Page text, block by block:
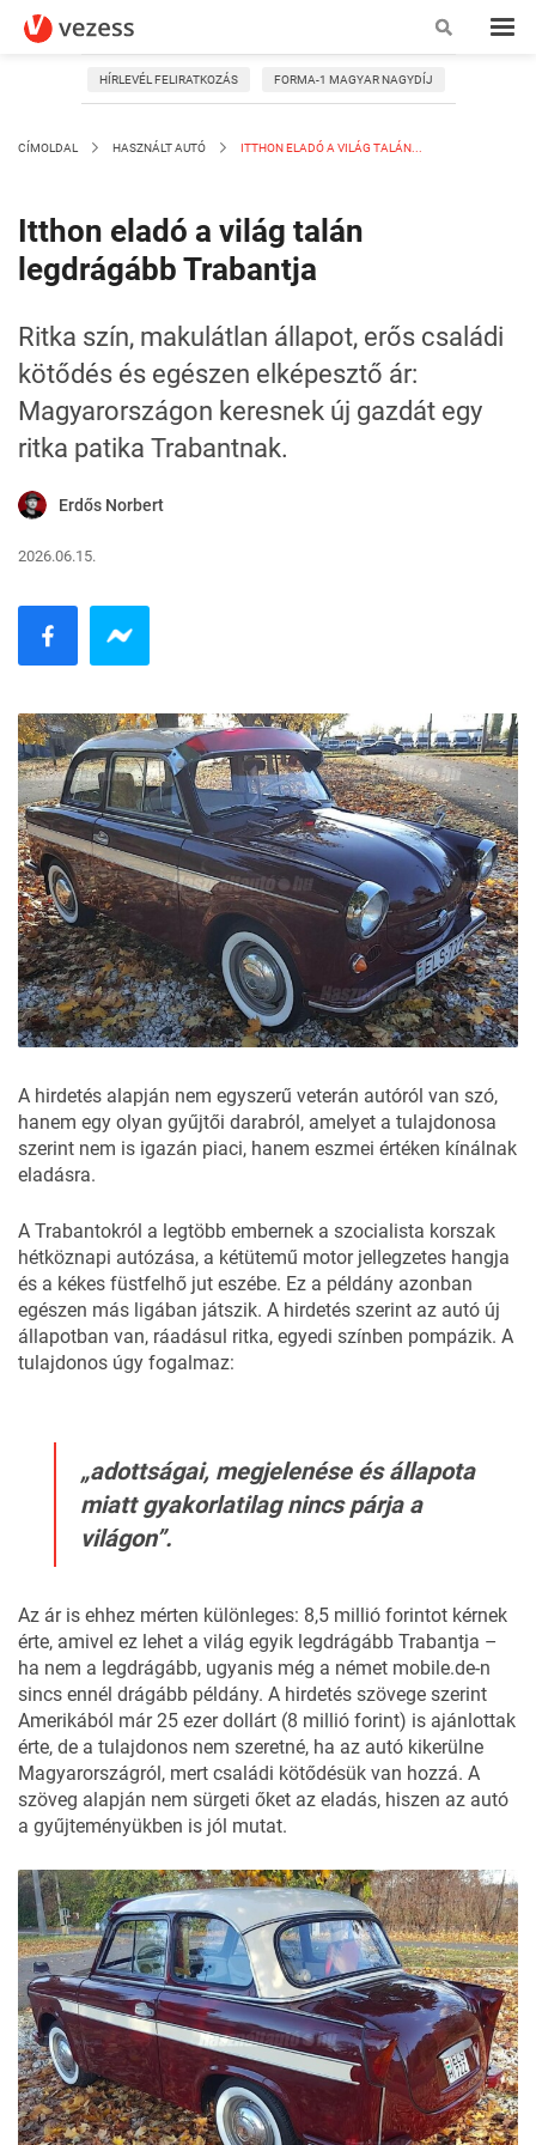
HÍRLEVÉL FELIRATKOZÁS FORMA-1 MAGYAR NAGYDÍJ
CÍMOLDAL HASZNÁLT AUTÓ ITTHON ELADÓ A VILÁG TALÁN...
Itthon eladó a világ talán
legdrágább Trabantja
Ritka szín, makulátlan állapot, erős családi
kötődés és egészen elképesztő ár:
Magyarországon keresnek új gazdát egy
ritka patika Trabantnak.
Erdős Norbert
2026.06.15.
A hirdetés alapján nem egyszerű veterán autóról van szó,
hanem egy olyan gyűjtői darabról, amelyet a tulajdonosa
szerint nem is igazán piaci, hanem eszmei értéken kínálnak
eladásra.
A Trabantokról a legtöbb embernek a szocialista korszak
hétköznapi autózása, a kétütemű motor jellegzetes hangja
és a kékes füstfelhő jut eszébe. Ez a példány azonban
egészen más ligában játszik. A hirdetés szerint az autó új
állapotban van, ráadásul ritka, egyedi színben pompázik. A
tulajdonos úgy fogalmaz:
„adottságai, megjelenése és állapota
miatt gyakorlatilag nincs párja a
világon”.
Az ár is ehhez mérten különleges: 8,5 millió forintot kérnek
érte, amivel ez lehet a világ egyik legdrágább Trabantja –
ha nem a legdrágább, ugyanis még a német mobile.de-n
sincs ennél drágább példány. A hirdetés szövege szerint
Amerikából már 25 ezer dollárt (8 millió forint) is ajánlottak
érte, de a tulajdonos nem szeretné, ha az autó kikerülne
Magyarországról, mert családi kötődésük van hozzá. A
szöveg alapján nem sürgeti őket az eladás, hiszen az autó
a gyűjteményükben is jól mutat.